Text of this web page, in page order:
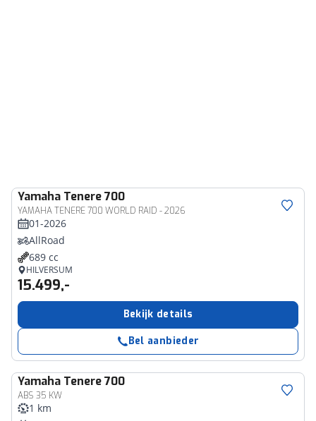
Yamaha Tenere 700
YAMAHA TENERE 700 WORLD RAID - 2026
01-2026
AllRoad
689 cc
HILVERSUM
15.499,-
Bekijk details
Bel aanbieder
Yamaha Tenere 700
ABS 35 KW
1 km